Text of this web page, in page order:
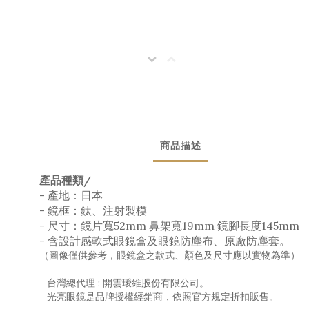
商品描述
產品種類/
- 產地：日本
- 鏡框：鈦、注射製模
- 尺寸：鏡片寬52mm 鼻架寬19mm 鏡腳長度145mm
- 含設計感軟式眼鏡盒及眼鏡防塵布、原廠防塵套。
（圖像僅供參考，眼鏡盒之款式、顏色及尺寸應以實物為準）
- 台灣總代理 : 開雲璦維股份有限公司。
- 光亮眼鏡是品牌授權經銷商，依照官方規定折扣販售。